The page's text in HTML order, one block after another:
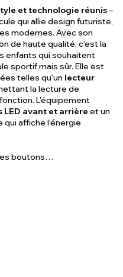
et technologie réunis–
qui allie design futuriste,
modernes. Avec son
de haute qualité, c'est la
enfants qui souhaitent
sportif mais sûr. Elle est
telles qu'un lecteur
la lecture de
L'équipement
LED avant et arrière et un
affiche l'énergie
boutons…